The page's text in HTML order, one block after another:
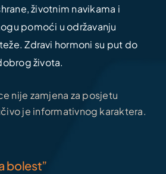
životnim navikama i
pomoći u održavanju
Zdravi hormoni su put do
života.
nije zamjena za posjetu
je informativnog karaktera.
bolest”